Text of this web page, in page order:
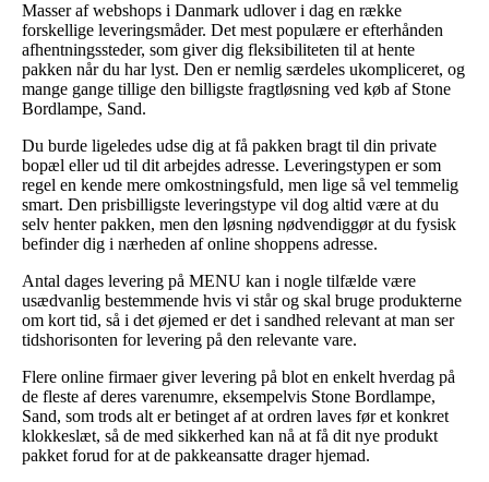
Masser af webshops i Danmark udlover i dag en række
forskellige leveringsmåder. Det mest populære er efterhånden
afhentningssteder, som giver dig fleksibiliteten til at hente
pakken når du har lyst. Den er nemlig særdeles ukompliceret, og
mange gange tillige den billigste fragtløsning ved køb af Stone
Bordlampe, Sand.
Du burde ligeledes udse dig at få pakken bragt til din private
bopæl eller ud til dit arbejdes adresse. Leveringstypen er som
regel en kende mere omkostningsfuld, men lige så vel temmelig
smart. Den prisbilligste leveringstype vil dog altid være at du
selv henter pakken, men den løsning nødvendiggør at du fysisk
befinder dig i nærheden af online shoppens adresse.
Antal dages levering på MENU kan i nogle tilfælde være
usædvanlig bestemmende hvis vi står og skal bruge produkterne
om kort tid, så i det øjemed er det i sandhed relevant at man ser
tidshorisonten for levering på den relevante vare.
Flere online firmaer giver levering på blot en enkelt hverdag på
de fleste af deres varenumre, eksempelvis Stone Bordlampe,
Sand, som trods alt er betinget af at ordren laves før et konkret
klokkeslæt, så de med sikkerhed kan nå at få dit nye produkt
pakket forud for at de pakkeansatte drager hjemad.